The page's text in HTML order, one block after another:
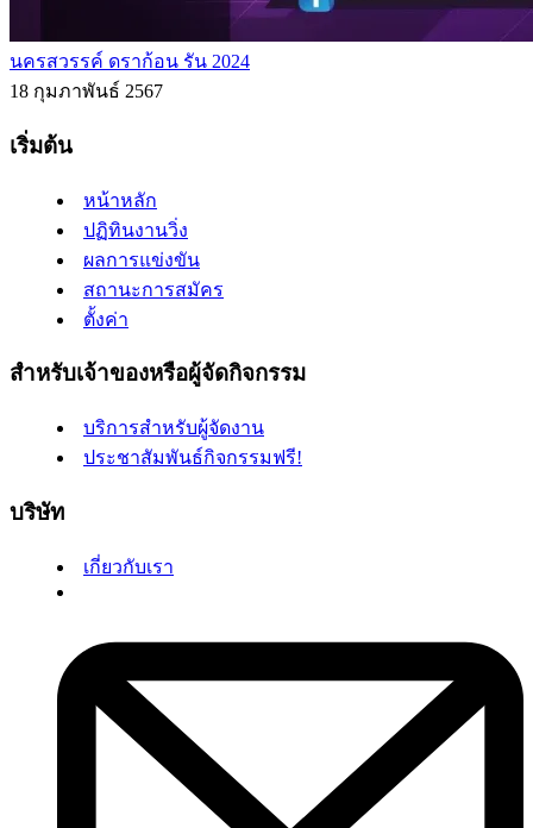
นครสวรรค์ ดราก้อน รัน 2024
18 กุมภาพันธ์ 2567
เริ่มต้น
หน้าหลัก
ปฏิทินงานวิ่ง
ผลการแข่งขัน
สถานะการสมัคร
ตั้งค่า
สำหรับเจ้าของหรือผู้จัดกิจกรรม
บริการสำหรับผู้จัดงาน
ประชาสัมพันธ์กิจกรรมฟรี!
บริษัท
เกี่ยวกับเรา